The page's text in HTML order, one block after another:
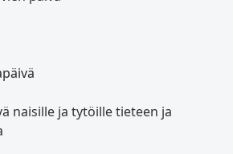
naisille ja tytöille tieteen ja